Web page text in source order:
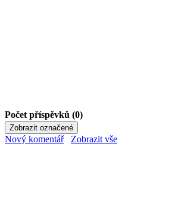
Počet příspěvků (0)
Nový komentář Zobrazit vše